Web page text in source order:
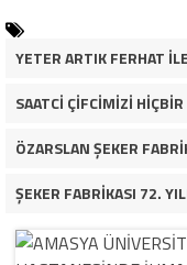
SAATCİ ÇİFCİMİZİ
ÖZARSLAN ŞEKER
ŞEKER FABRİKASI 72.